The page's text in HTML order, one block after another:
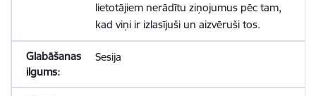
lietotājiem nerādītu ziņojumus pēc tam,
kad viņi ir izlasījuši un aizvēruši tos.
Sesija